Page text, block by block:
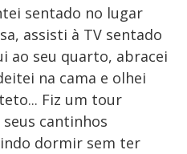
sentado no lugar
assisti à TV sentado
ao seu quarto, abracei
na cama e olhei
Fiz um tour
cantinhos
dormir sem ter